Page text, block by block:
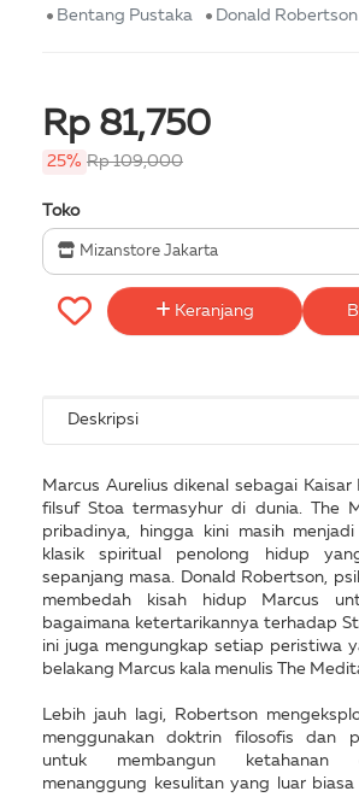
Bentang Pustaka
Donald Robertson
Rp 81,750
25% Rp 109,000
Toko
Mizanstore Jakarta
Keranjang
Deskripsi
Marcus Aurelius dikenal sebagai Kaisar
filsuf Stoa termasyhur di dunia. The
pribadinya, hingga kini masih
klasik spiritual penolong hidup
sepanjang masa. Donald Robertson,
membedah kisah hidup Marcus
bagaimana ketertarikannya terhadap
ini juga mengungkap setiap peristiwa
belakang Marcus kala menulis The
Lebih jauh lagi, Robertson
menggunakan doktrin filosofis dan
untuk membangun ketahanan
menanggung kesulitan yang luar